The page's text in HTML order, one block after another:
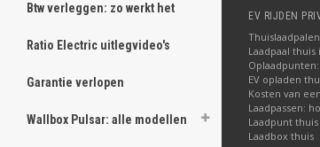
Btw verleggen: zo werkt het
Ratio Electric uitlegvideo's
Garantie verlopen
Wallbox Pulsar: alle modellen
EV RIJDEN
Laadpaal
EV opladen
Kosten van
Laadpassen:
Laadpunt thuis
Laadbox thuis